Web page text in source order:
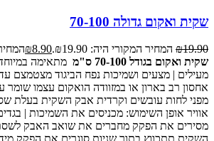
שקית ואקום גדולה 70-100
₪19.90 המחיר המקורי היה: ₪19.90. ₪8.90
המחיר
שקית ואקום בגודל 70-100 ס"מ
מתאימה במיוחד
אחסון רב בארון או במזוודה הואקום עצמו שומר
מפני לחות עובשים וקרדית אבק השקית בעלת
אוויר אופן השימוש: מכניסים את השמיכות |
מסירים את הפקק מחברים את שואב האבק